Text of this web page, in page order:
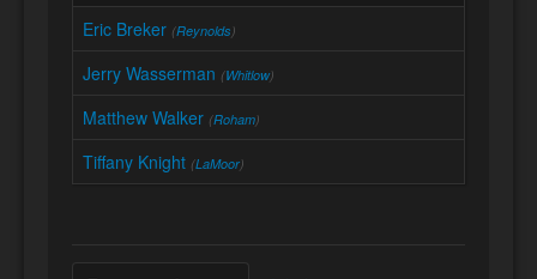
Eric Breker (Reynolds)
Jerry Wasserman (Whitlow)
Matthew Walker (Roham)
Tiffany Knight (LaMoor)